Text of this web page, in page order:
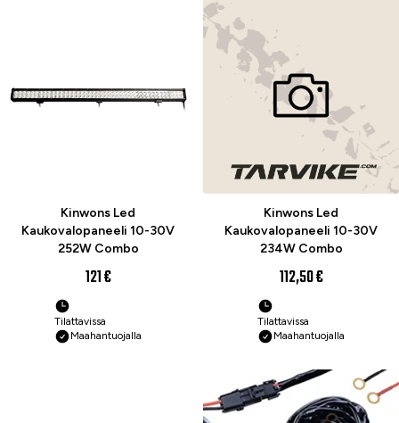
Kinwons Led
Kaukovalopaneeli 10-30V
252W Combo
121 €
Tilattavissa
Maahantuojalla
Kinwons Led
Kaukovalopaneeli 10-30V
234W Combo
112,50 €
Tilattavissa
Maahantuojalla